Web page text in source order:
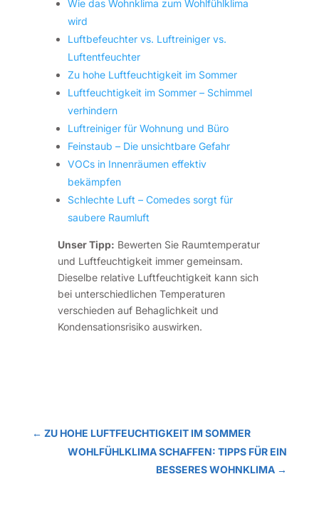
Wie das Wohnklima zum Wohlfühlklima
wird
Luftbefeuchter vs. Luftreiniger vs.
Luftentfeuchter
Zu hohe Luftfeuchtigkeit im Sommer
Luftfeuchtigkeit im Sommer – Schimmel
verhindern
Luftreiniger für Wohnung und Büro
Feinstaub – Die unsichtbare Gefahr
VOCs in Innenräumen effektiv
bekämpfen
Schlechte Luft – Comedes sorgt für
saubere Raumluft
Unser Tipp: Bewerten Sie Raumtemperatur
und Luftfeuchtigkeit immer gemeinsam.
Dieselbe relative Luftfeuchtigkeit kann sich
bei unterschiedlichen Temperaturen
verschieden auf Behaglichkeit und
Kondensationsrisiko auswirken.
← ZU HOHE LUFTFEUCHTIGKEIT IM SOMMER
WOHLFÜHLKLIMA SCHAFFEN: TIPPS FÜR EIN
BESSERES WOHNKLIMA →